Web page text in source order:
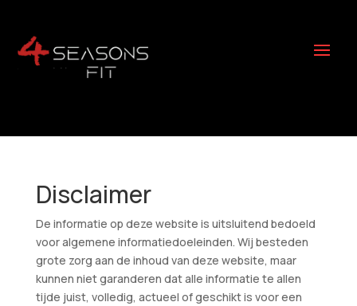
Disclaimer
De informatie op deze website is uitsluitend bedoeld
voor algemene informatiedoeleinden. Wij besteden
grote zorg aan de inhoud van deze website, maar
kunnen niet garanderen dat alle informatie te allen
tijde juist, volledig, actueel of geschikt is voor een